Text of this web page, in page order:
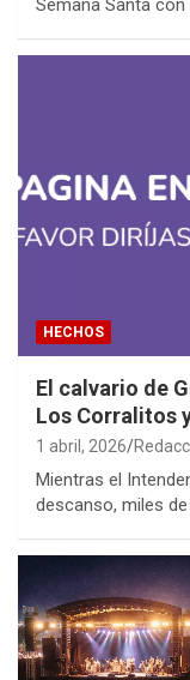
Semana Santa
HECHOS
El calvario de
Los Corralitos
1 abril, 2026
Mientras el
descanso, miles